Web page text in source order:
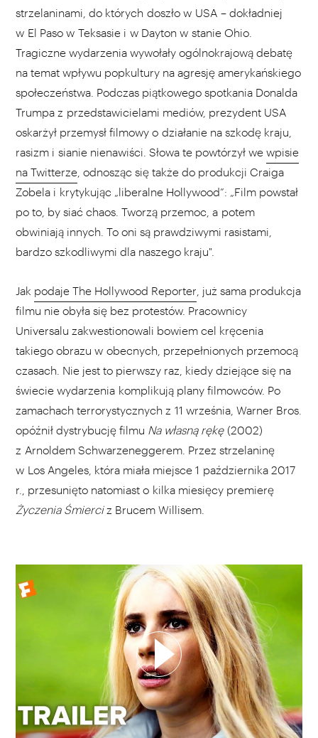
strzelaninami, do których doszło w USA – dokładniej
w El Paso w Teksasie i w Dayton w stanie Ohio.
Tragiczne wydarzenia wywołały ogólnokrajową debatę
na temat wpływu popkultury na agresję amerykańskiego
społeczeństwa. Podczas piątkowego spotkania Donalda
Trumpa z przedstawicielami mediów, prezydent USA
oskarżył przemysł filmowy o działanie na szkodę kraju,
rasizm i sianie nienawiści. Słowa te powtórzył we wpisie
na Twitterze , odnosząc się także do produkcji Craiga
Zobela i krytykując „liberalne Hollywood”: „Film powstał
po to, by siać chaos. Tworzą przemoc, a potem
obwiniają innych. To oni są prawdziwymi rasistami,
bardzo szkodliwymi dla naszego kraju".
Jak podaje The Hollywood Reporter , już sama produkcja
filmu nie obyła się bez protestów. Pracownicy
Universalu zakwestionowali bowiem cel kręcenia
takiego obrazu w obecnych, przepełnionych przemocą
czasach. Nie jest to pierwszy raz, kiedy dziejące się na
świecie wydarzenia komplikują plany filmowców. Po
zamachach terrorystycznych z 11 września, Warner Bros.
opóźnił dystrybucję filmu Na własną rękę(2002)
z Arnoldem Schwarzeneggerem. Przez strzelaninę
w Los Angeles, która miała miejsce 1 października 2017
r., przesunięto natomiast o kilka miesięcy premierę
Życzenia Śmierciz Brucem Willisem.
WYBIERZ SWOJĄ PLAYLISTĘ
DODAJ TEN FILM DO PLAYLISTY